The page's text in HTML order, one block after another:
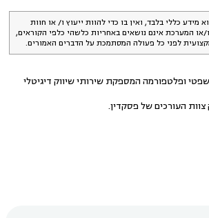
מידע כללי בלבד, ואין בו כדי להוות ייעוץ ו/ או חוות
המערכת אינם נושאים באחריות כלשהי כלפי הקוראים,
לפני כל פעולה המסתמכת על הדברים האמורים.
ופלטפורמה המספקת שירותי שיווק דיגיטלי
העורכים של פסקדין.